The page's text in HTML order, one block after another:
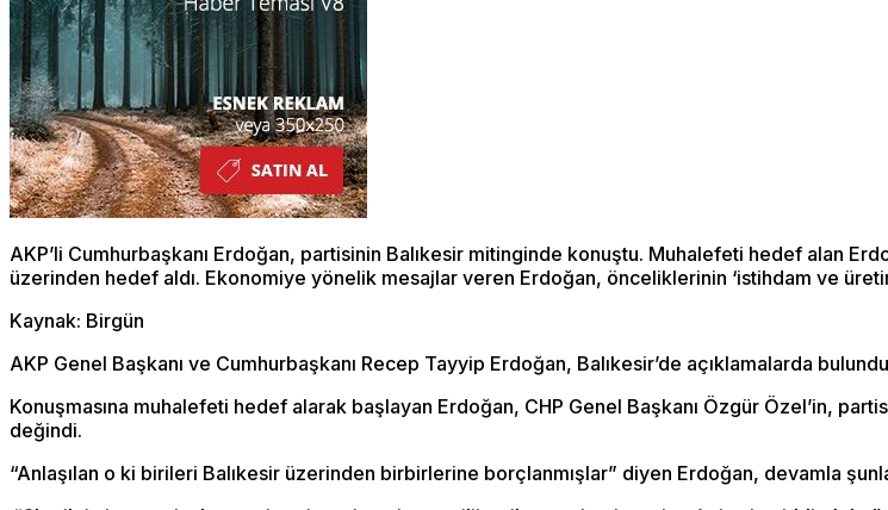
AKP’li Cumhurbaşkanı Erdoğan, partisinin Balıkesir mitinginde konuştu. Muhalefeti hedef alan
üzerinden hedef aldı. Ekonomiye yönelik mesajlar veren Erdoğan, önceliklerinin ‘istihdam ve
Kaynak: Birgün
AKP Genel Başkanı ve Cumhurbaşkanı Recep Tayyip Erdoğan, Balıkesir’de açıklamalarda
Konuşmasına muhalefeti hedef alarak başlayan Erdoğan, CHP Genel Başkanı Özgür Özel’in,
değindi.
“Anlaşılan o ki birileri Balıkesir üzerinden birbirlerine borçlanmışlar” diyen Erdoğan, devamla